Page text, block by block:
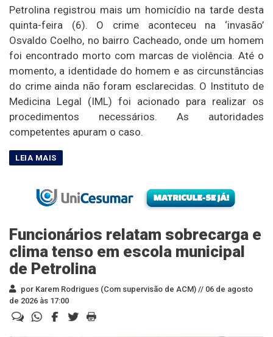
Petrolina registrou mais um homicídio na tarde desta
quinta-feira (6). O crime aconteceu na ‘invasão’
Osvaldo Coelho, no bairro Cacheado, onde um homem
foi encontrado morto com marcas de violência. Até o
momento, a identidade do homem e as circunstâncias
do crime ainda não foram esclarecidas. O Instituto de
Medicina Legal (IML) foi acionado para realizar os
procedimentos necessários. As autoridades
competentes apuram o caso.
Funcionários relatam sobrecarga e
clima tenso em escola municipal
de Petrolina
por Karem Rodrigues (Com supervisão de ACM) // 06 de agosto
de 2026 às 17:00